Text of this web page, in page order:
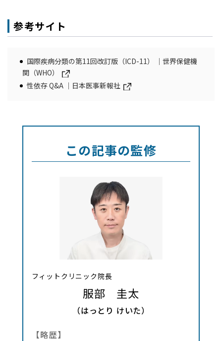
参考サイト
国際疾病分類の第11回改訂版（ICD-11） ｜世界保健機
関（WHO）
性依存 Q&A ｜日本医事新報社
この記事の監修
フィットクリニック院長
服部 圭太
（はっとり けいた）
【略歴】